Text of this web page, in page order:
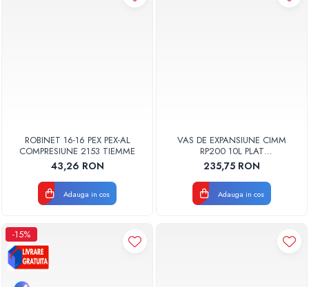
ROBINET 16-16 PEX PEX-AL
COMPRESIUNE 2153 TIEMME
43,26 RON
Adauga in cos
VAS DE EXPANSIUNE CIMM
RP200 10L PLAT
DREPTUNGHIULAR CM9110
235,75 RON
Adauga in cos
-15%